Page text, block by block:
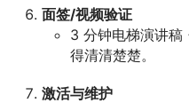
面签/视频验证
3 分钟电梯演讲稿
得清清楚楚。
激活与维护